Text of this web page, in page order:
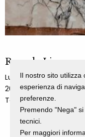
Rosa da Lima
Lucia Bubilda Nanni
2020
Tessuto cucito a
Il nostro sito utilizza
esperienza di
preferenze.
Premendo "Nega"
tecnici.
Per maggiori